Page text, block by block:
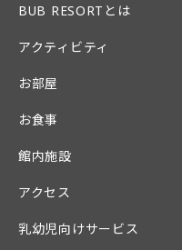
BUB RESORTとは
アクティビティ
お部屋
お食事
館内施設
アクセス
乳幼児向けサービス